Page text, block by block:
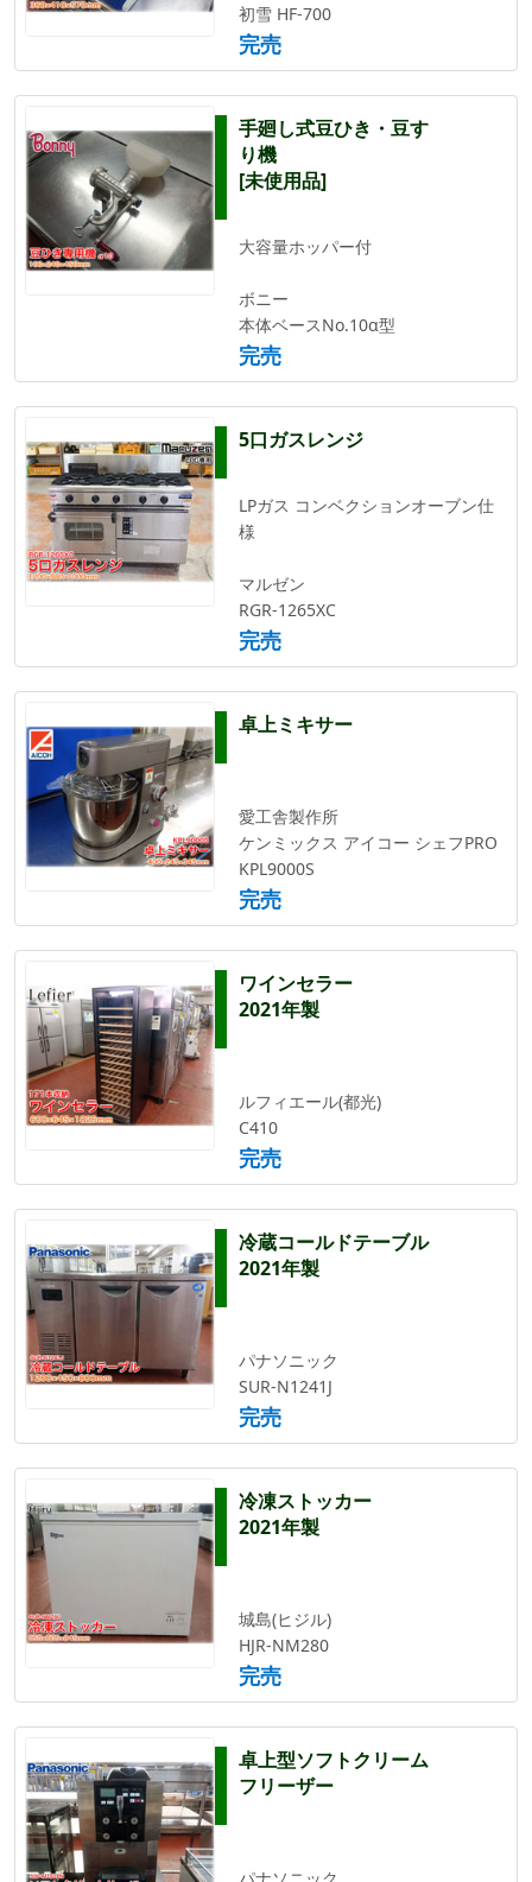
初雪 HF-700
完売
手廻し式豆ひき・豆す
り機
[未使用品]
大容量ホッパー付
ボニー
本体ベースNo.10α型
完売
5口ガスレンジ
LPガス コンベクションオーブン仕
様
マルゼン
RGR-1265XC
完売
卓上ミキサー
愛工舎製作所
ケンミックス アイコー シェフPRO
KPL9000S
完売
ワインセラー
2021年製
ルフィエール(都光)
C410
完売
冷蔵コールドテーブル
2021年製
パナソニック
SUR-N1241J
完売
冷凍ストッカー
2021年製
城島(ヒジル)
HJR-NM280
完売
卓上型ソフトクリーム
フリーザー
パナソニック